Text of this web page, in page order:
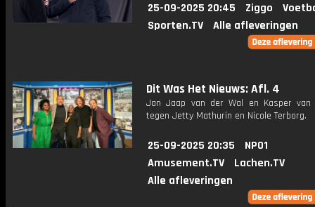
25-09-2025 20:45 Ziggo
Sporten.TV
Alle afleveringen
Dit Was Het Nieuws: Afl. 4
Jan Jaap van der Wal en Kasper van
tegen Jetty Mathurin en Nicole Terborg.
25-09-2025 20:35
NPO1
Amusement.TV
Lachen.TV
Alle afleveringen